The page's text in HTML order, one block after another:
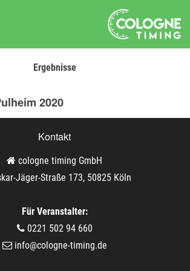
Ergebnisse
2020
Kontakt
cologne timing GmbH
Jäger-Straße 173, 50825 Köln
Für Veranstalter:
0221 502 94 660
info@cologne-timing.de